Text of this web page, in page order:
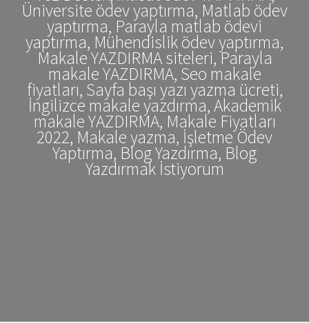
Üniversite ödev yaptırma, Matlab ödev
yaptırma, Parayla matlab ödevi
yaptırma, Mühendislik ödev yaptırma,
Makale YAZDIRMA siteleri, Parayla
makale YAZDIRMA, Seo makale
fiyatları, Sayfa başı yazı yazma ücreti,
İngilizce makale yazdırma, Akademik
makale YAZDIRMA, Makale Fiyatları
2022, Makale yazma, İşletme Ödev
Yaptırma, Blog Yazdırma, Blog
Yazdırmak İstiyorum